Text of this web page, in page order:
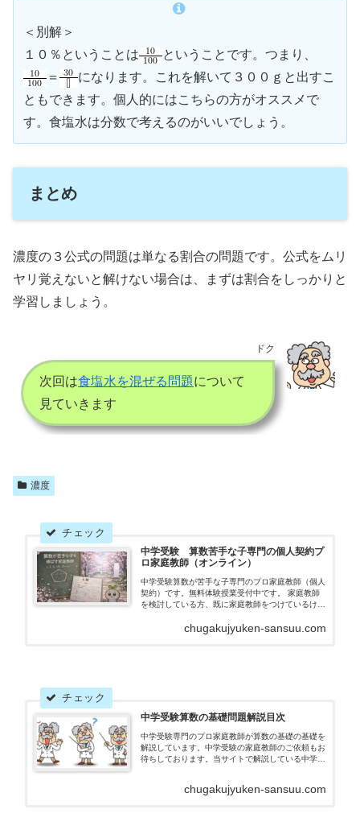
＜別解＞
１０％ということは
ということです。つまり、
＝
になります。これを解いて３００ｇと出すこ
ともできます。個人的にはこちらの方がオススメで
す。食塩水は分数で考えるのがいいでしょう。
まとめ
濃度の３公式の問題は単なる割合の問題です。公式をムリ
ヤリ覚えないと解けない場合は、まずは割合をしっかりと
学習しましょう。
ドク
次回は食塩水を混ぜる問題について
見ていきます
濃度
中学受験 算数苦手な子専門の個人契約プ
ロ家庭教師（オンライン）
中学受験算数が苦手な子専門のプロ家庭教師（個人
契約）です。無料体験授業受付中です。 家庭教師
を検討している方、既に家庭教師をつけているけれ
ます。丸暗記に頼らず正しく理解することで、少し
chugakujyuken-sansuu.com
中学受験算数の基礎問題解説目次
中学受験専門のプロ家庭教師が算数の基礎の基礎を
解説しています。中学受験の家庭教師のご依頼もお
待ちしております。当サイトで解説している中学受
プリントも...chugakujyuken-sansuu.com